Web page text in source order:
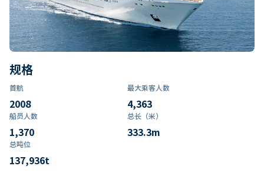
规格
首航
2008
最大乘客人数
4,363
船员人数
1,370
总长（米）
333.3m
总吨位
137,936t